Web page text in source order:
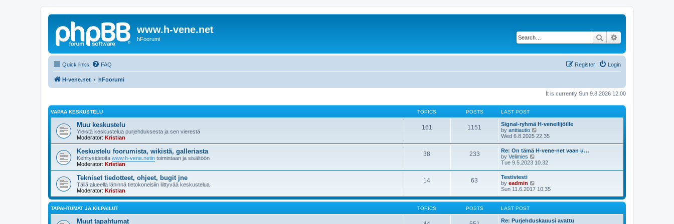
www.h-vene.net
hFoorumi Search
Quick links FAQ Login
Register
H-vene.net hFoorumi
It is currently Sun 9.8.2026 12.00
VAPAA KESKUSTELU TOPICS POSTS LAST POST
Muu keskustelu
Yleistä keskustelua purjehduksesta ja sen vierestä
Moderator: Kristian
161 1151
Signal-ryhmä H-veneilijöille
by anttiautio
i
w
t
h
e
l
e
s
t
o
s
Wed 6.8.2025 22.35
Keskustelu foorumista, wikistä, galleriasta
Kehitysideoita www.h-vene.netin toimintaan ja sisältöön
Moderator: Kristian
38 233
Re: On tämä H-vene-net vaan u…
by Velimies
i
h
e
l
a
e
s
Tue 9.5.2023 10.32
Tekniset tiedotteet, ohjeet, bugit jne
Tällä alueella lähinnä tietokoneisiin liittyvää keskustelua
Moderator: Kristian
14 63
Testiviesti
by eadmin
i
w
e
Sun 11.6.2017 10.35
TAPAHTUMAT JA KILPAILUT TOPICS POSTS LAST POST
Muut tapahtumat
Re: Purjehduskauusi avattu